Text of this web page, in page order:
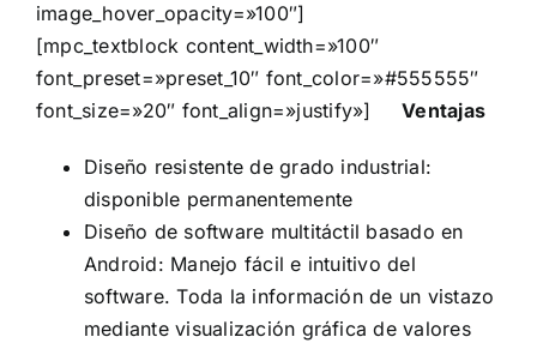
image_hover_opacity=»100″]
[mpc_textblock content_width=»100″
font_preset=»preset_10″ font_color=»#555555″
font_size=»20″ font_align=»justify»]
Ventajas
Diseño resistente de grado industrial:
disponible permanentemente
Diseño de software multitáctil basado en
Android: Manejo fácil e intuitivo del
software. Toda la información de un vistazo
mediante visualización gráfica de valores